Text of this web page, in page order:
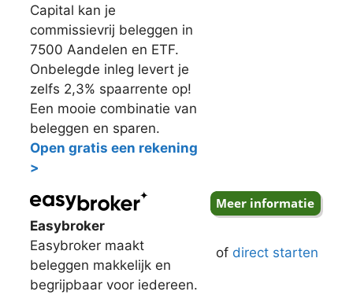
Capital kan je
commissievrij beleggen in
7500 Aandelen en ETF.
Onbelegde inleg levert je
zelfs 2,3% spaarrente op!
Een mooie combinatie van
beleggen en sparen.
Open gratis een rekening
>
Easybroker
Easybroker maakt
beleggen makkelijk en
begrijpbaar voor iedereen.
of direct starten